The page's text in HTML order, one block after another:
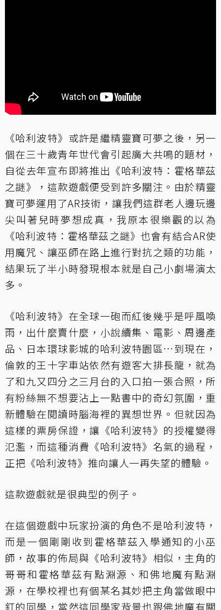
《哈利波特》或許是繼精靈寶可夢之後，另一
個在三十歲青年世代會引起廣大共鳴的題材，
自從去年宣布即將推出《哈利波特：霍格華茲
之謎》，這款遊戲便受到許多關注。由於精靈
寶可夢運用了AR技術，讓我們這群老人邊玩邊
尖叫著兒時夢想成真，我原本很樂觀的以為
《哈利波特：霍格華茲之謎》也會有結合AR使
用魔咒、讓巫師在路上進行對抗之類的功能，
結果玩了半小時發現根本就是自己小劇場演太
多。
《哈利波特》在全球一砲而紅後幾乎是呼風喚
雨，出什麼賣什麼，小說續集、電影、周邊產
品、日本環球影城的哈利波特園區⋯到現在，
倫敦的王十字車站依然有遊客大排長龍，就為
了和九又四分之三月台的入口拍一張合照，所
有粉絲無不想要沾上一點書中的奇幻氛圍，重
新體驗在閱讀時腦海裡的異想世界。但就因為
這樣的票房保證，讓《哈利波特》的授權變得
氾濫，而這種消費《哈利波特》名氣的過程，
正把《哈利波特》推向讓人一再失望的體驗。
這款遊戲就是很典型的例子。
在這個遊戲中玩家扮演的角色不是哈利波特，
而是一個剛剛收到霍格華茲入學通知的小巫
師，故事的佈局與《哈利波特》相似，主角的
哥哥和霍格華茲有點淵源、和佛地魔有點淵
源，在學校裡也有個某名其妙把主角當做眼中
釘的同學，當然這同學家背景也跟佛地魔有關